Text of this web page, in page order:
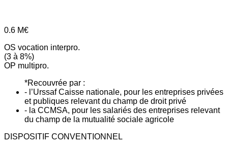
0.6 M€
OS vocation interpro.
(3 à 8%)
OP multipro.
*Recouvrée par :
- l’Urssaf Caisse nationale, pour les entreprises privées
et publiques relevant du champ de droit privé
- la CCMSA, pour les salariés des entreprises relevant
du champ de la mutualité sociale agricole
DISPOSITIF CONVENTIONNEL